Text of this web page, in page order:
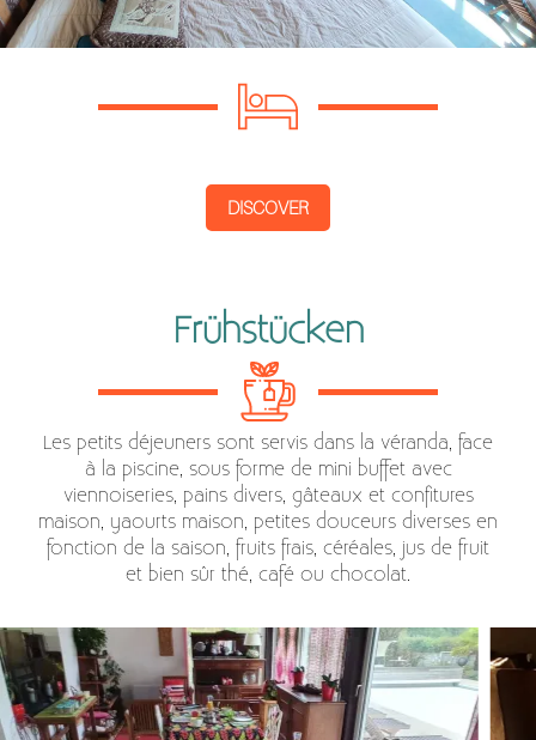
DISCOVER
Frühstücken
Les petits déjeuners sont servis dans la véranda, face
à la piscine, sous forme de mini buffet avec
viennoiseries, pains divers, gâteaux et confitures
maison, yaourts maison, petites douceurs diverses en
fonction de la saison, fruits frais, céréales, jus de fruit
et bien sûr thé, café ou chocolat.